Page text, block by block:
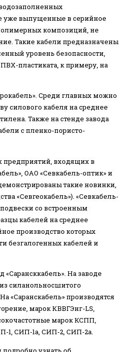
уже выпущенные в серийное
композиций, не
Такие кабели предназначены
уровень безопасности,
пластиката, к примеру, на
Среди главных можно
силового кабеля на среднее
Также на стенде завода
с пленко-пористо-
предприятий, входящих в
ОАО «Севкабель-оптик» и
такие новинки,
«Севгеокабель»). «Севкабель-
со встроенным
кабелей на среднее
производство которых
безгалогенных кабелей и
На заводе
силанольносшитого
«Саранскабель» производятся
марок КВВГЭнг-LS,
марок КСПП,
1, СИП-1а, СИП-2, СИП-2а.